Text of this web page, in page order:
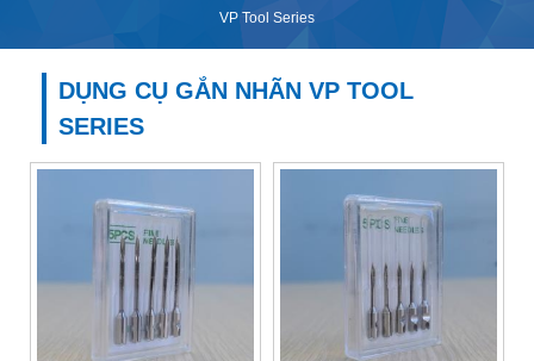
VP Tool Series
DỤNG CỤ GẮN NHÃN VP TOOL
SERIES